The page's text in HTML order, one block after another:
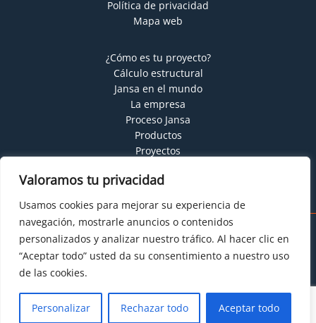
Valoramos tu privacidad
Usamos cookies para mejorar su experiencia de
navegación, mostrarle anuncios o contenidos
personalizados y analizar nuestro tráfico. Al hacer clic en
“Aceptar todo” usted da su consentimiento a nuestro uso
de las cookies.
Personalizar Rechazar todo Aceptar todo
Política de privacidad
Mapa web
¿Cómo es tu proyecto?
Cálculo estructural
Jansa en el mundo
La empresa
Proceso Jansa
Productos
Proyectos
Copyright © 2026 Jansa Metal